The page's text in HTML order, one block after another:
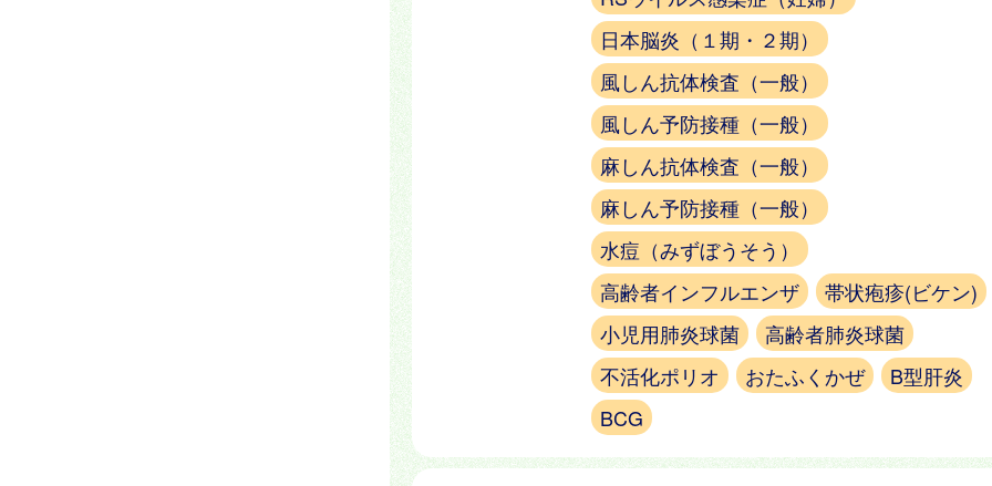
日本脳炎（１期・２期）
風しん抗体検査（一般）
風しん予防接種（一般）
麻しん抗体検査（一般）
麻しん予防接種（一般）
水痘（みずぼうそう）
高齢者インフルエンザ
帯状疱疹(ビケン)
小児用肺炎球菌
高齢者肺炎球菌
不活化ポリオ
おたふくかぜ
B型肝炎
BCG